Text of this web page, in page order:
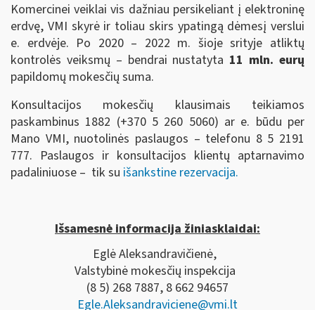
Komercinei veiklai vis dažniau persikeliant į elektroninę
erdvę, VMI skyrė ir toliau skirs ypatingą dėmesį verslui
e. erdvėje. Po 2020 – 2022 m. šioje srityje atliktų
kontrolės veiksmų – bendrai nustatyta 11 mln. eurų
papildomų mokesčių suma.
Konsultacijos mokesčių klausimais teikiamos
paskambinus 1882 (+370 5 260 5060) ar e. būdu per
Mano VMI, nuotolinės paslaugos – telefonu 8 5 2191
777. Paslaugos ir konsultacijos klientų aptarnavimo
padaliniuose – tik su išankstine rezervacija.
Išsamesnė informacija žiniasklaidai:
Eglė Aleksandravičienė,
Valstybinė mokesčių inspekcija
(8 5) 268 7887, 8 662 94657
Egle.Aleksandraviciene@vmi.lt